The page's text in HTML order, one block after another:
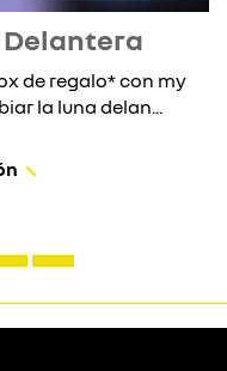
Delantera
de regalo* con my
la luna delan...